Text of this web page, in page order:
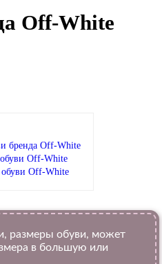
Off-White
брендa Off-White
Off-White
Off-White
размеры обуви, может
в большую или